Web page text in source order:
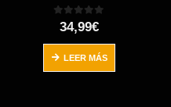
out of 5
34,99€
LEER MÁS